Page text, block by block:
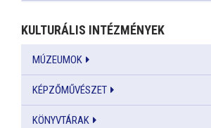
KULTURÁLIS INTÉZMÉNYEK
MÚZEUMOK
KÉPZŐMŰVÉSZET
KÖNYVTÁRAK